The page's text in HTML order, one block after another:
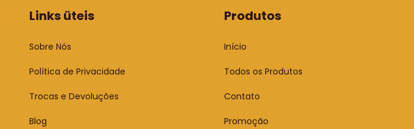
Links üteis
Sobre Nós
Política de Privacidade
Trocas e Devoluções
Blog
Produtos
Início
Todos os Produtos
Contato
Promoção